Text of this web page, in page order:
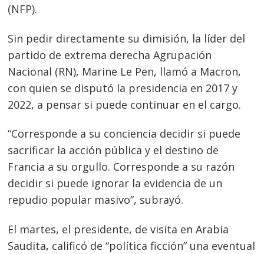
(NFP).
Sin pedir directamente su dimisión, la líder del
partido de extrema derecha Agrupación
Nacional (RN), Marine Le Pen, llamó a Macron,
con quien se disputó la presidencia en 2017 y
2022, a pensar si puede continuar en el cargo.
“Corresponde a su conciencia decidir si puede
sacrificar la acción pública y el destino de
Francia a su orgullo. Corresponde a su razón
decidir si puede ignorar la evidencia de un
repudio popular masivo”, subrayó.
El martes, el presidente, de visita en Arabia
Saudita, calificó de “política ficción” una eventual
Navegación
de
entradas